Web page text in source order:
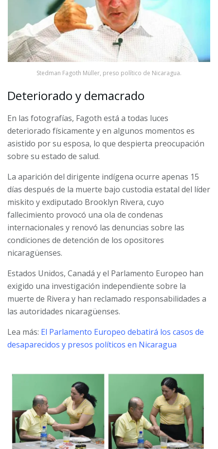
Stedman Fagoth Müller, preso político de Nicaragua.
Deteriorado y demacrado
En las fotografías, Fagoth está a todas luces
deteriorado físicamente y en algunos momentos es
asistido por su esposa, lo que despierta preocupación
sobre su estado de salud.
La aparición del dirigente indígena ocurre apenas 15
días después de la muerte bajo custodia estatal del líder
miskito y exdiputado Brooklyn Rivera, cuyo
fallecimiento provocó una ola de condenas
internacionales y renovó las denuncias sobre las
condiciones de detención de los opositores
nicaragüenses.
Estados Unidos, Canadá y el Parlamento Europeo han
exigido una investigación independiente sobre la
muerte de Rivera y han reclamado responsabilidades a
las autoridades nicaragüenses.
Lea más: El Parlamento Europeo debatirá los casos de
desaparecidos y presos políticos en Nicaragua